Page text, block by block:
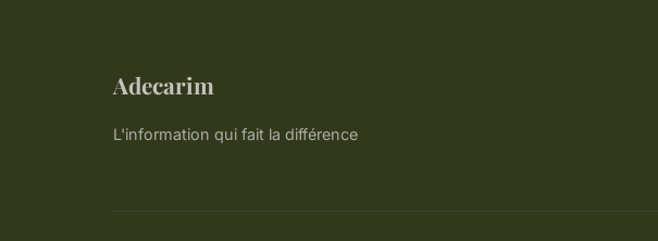
Adecarim
L'information qui fait la différence